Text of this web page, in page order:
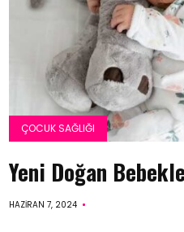
ÇOCUK SAĞLIĞI
Yeni Doğan
HAZIRAN 7, 2024